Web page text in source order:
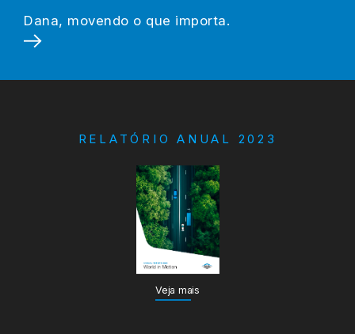
Dana, movendo o que importa.
RELATÓRIO ANUAL 2023
Veja mais